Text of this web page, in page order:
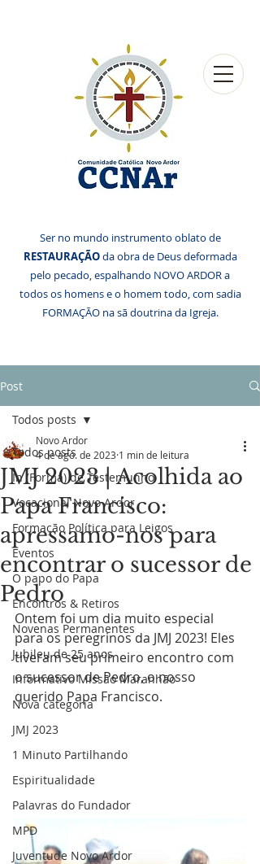
Ser no mundo instrumento oblato de
RESTAURAÇÃOda obra de Deus deformada
pelo pecado, espalhando NOVO ARDOR a
todos os homens e o homem todo, com sadia
FORMAÇÃO na sã doutrina da Igreja.
Post
Todos posts
In (Forma) de Testemunho
Vocacional Novo Ardor
Formação Política para Leigos
Eventos
O papo do Papa
Encontros & Retiros
Novenas Permanentes
Jubileu de 25 anos
Informativo Missão Maranhão
Nova categoria
JMJ 2023
1 Minuto Partilhando
Espiritualidade
Palavras do Fundador
MPD
Juventude Novo Ardor
Todos posts
JMJ 2023 | Acolhida ao
Papa Francisco:
apressamo-nos para
encontrar o sucessor de
Pedro
Novo Ardor
4 de ago. de 2023 1 min de leitura
Ontem foi um dia muito especial
para os peregrinos da JMJ 2023! Eles
tiveram seu primeiro encontro com
o sucessor de Pedro, o nosso
querido Papa Francisco.